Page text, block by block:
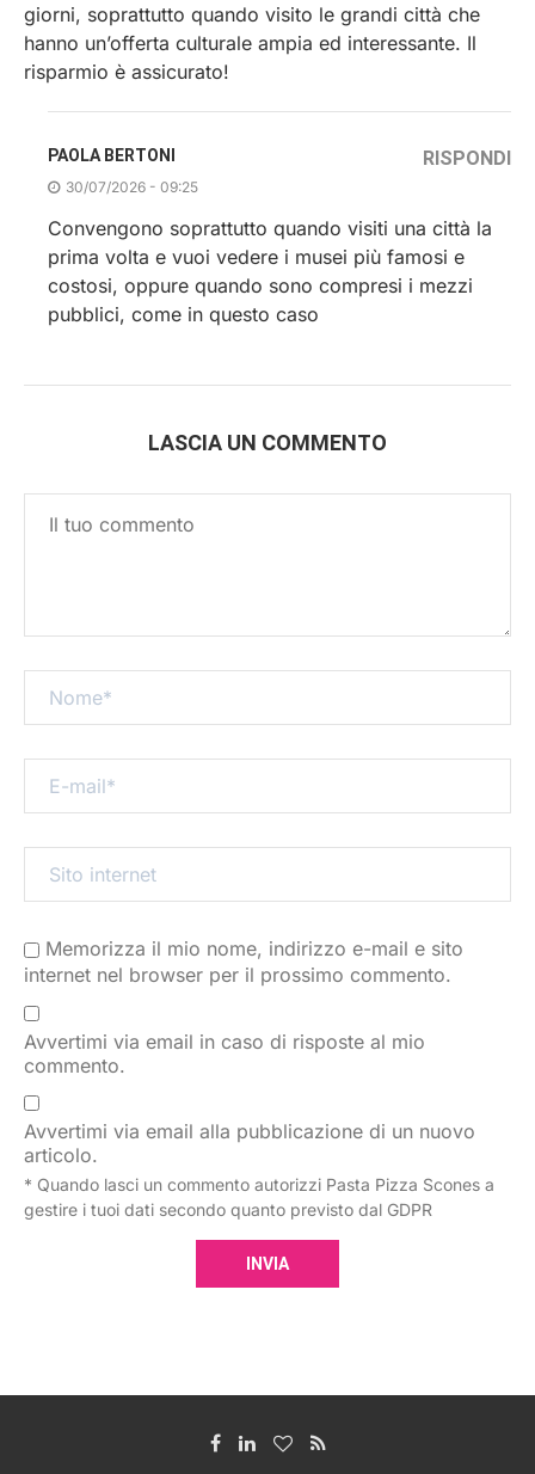
giorni, soprattutto quando visito le grandi città che
hanno un’offerta culturale ampia ed interessante. Il
risparmio è assicurato!
PAOLA BERTONI
30/07/2026 - 09:25
Convengono soprattutto quando visiti una città la
prima volta e vuoi vedere i musei più famosi e
costosi, oppure quando sono compresi i mezzi
pubblici, come in questo caso
RISPONDI
LASCIA UN COMMENTO
Memorizza il mio nome, indirizzo e-mail e sito
internet nel browser per il prossimo commento.
Avvertimi via email in caso di risposte al mio
commento.
Avvertimi via email alla pubblicazione di un nuovo
articolo.
* Quando lasci un commento autorizzi Pasta Pizza Scones a
gestire i tuoi dati secondo quanto previsto dal GDPR